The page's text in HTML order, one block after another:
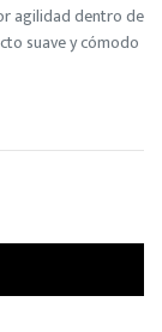
agilidad dentro de
suave y cómodo